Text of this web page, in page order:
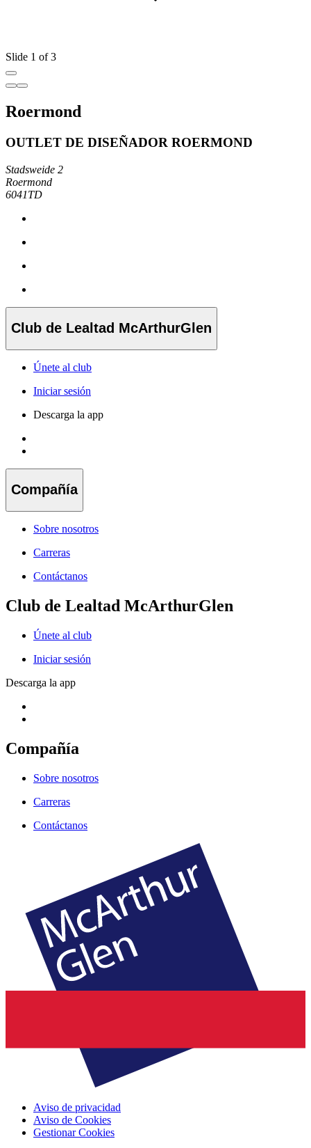
Slide 1 of 3
Roermond
OUTLET DE DISEÑADOR ROERMOND
Stadsweide 2
Roermond
6041TD
Club de Lealtad McArthurGlen
Únete al club
Iniciar sesión
Descarga la app
Compañía
Sobre nosotros
Carreras
Contáctanos
Club de Lealtad McArthurGlen
Únete al club
Iniciar sesión
Descarga la app
Compañía
Sobre nosotros
Carreras
Contáctanos
Aviso de privacidad
Aviso de Cookies
Gestionar Cookies